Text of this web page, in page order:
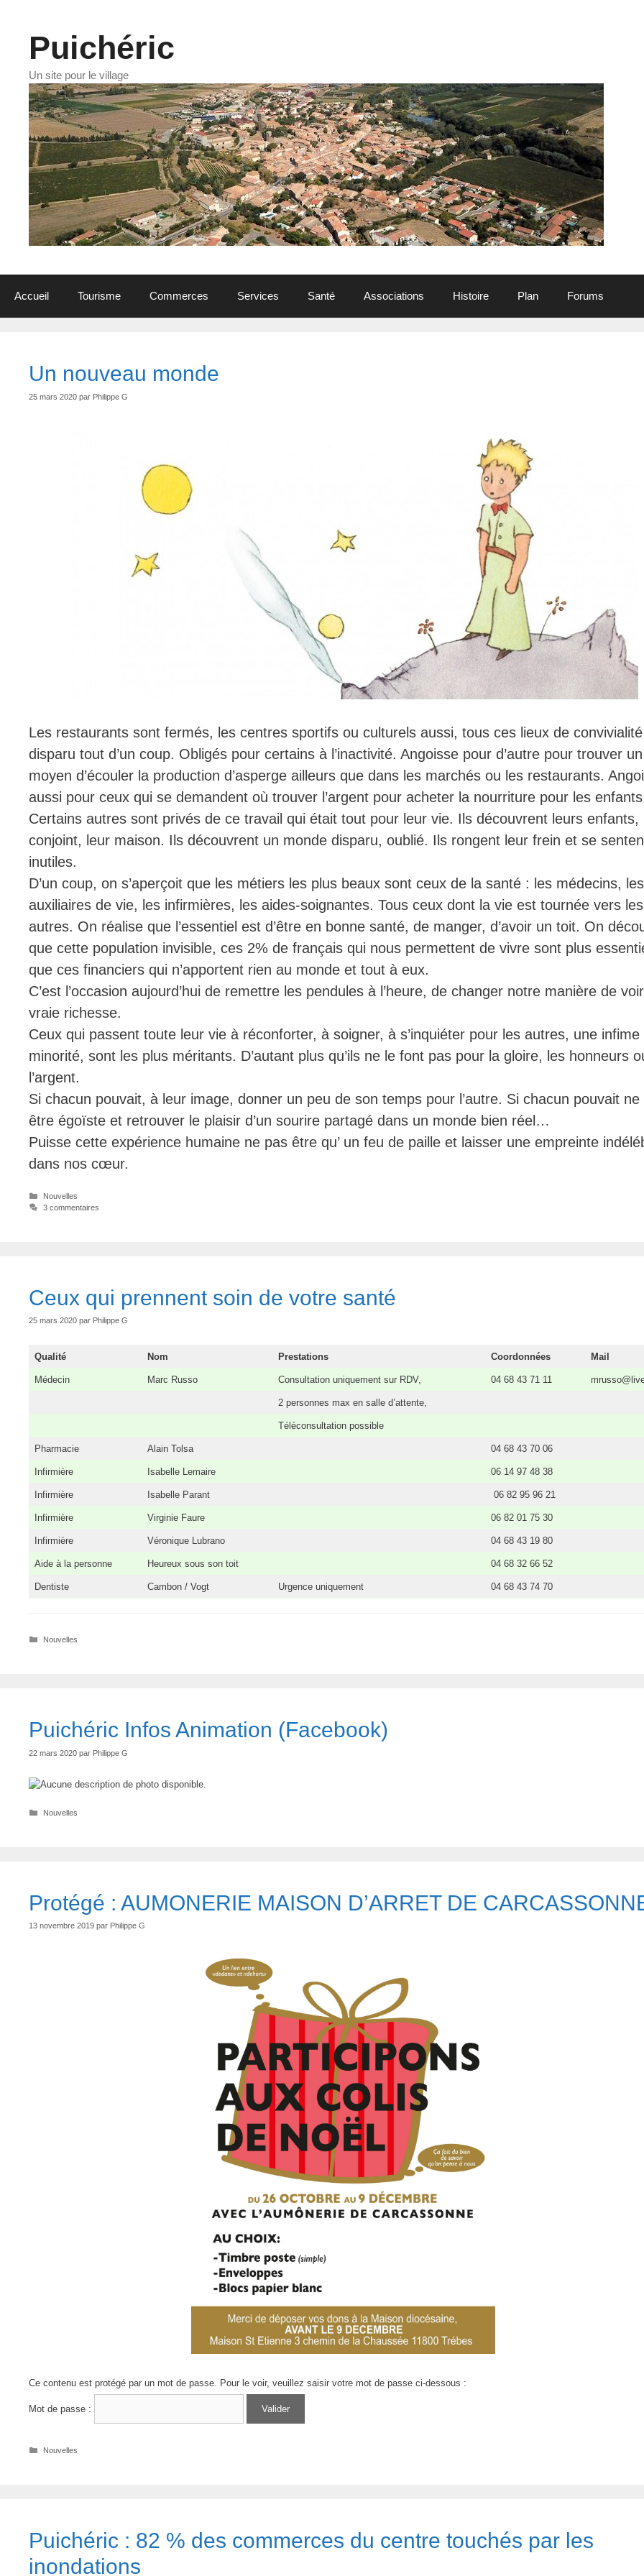
Puichéric
Un site pour le village
Accueil Tourisme Commerces Services Santé Associations Histoire Plan Forums
Un nouveau monde
25 mars 2020 par Philippe G
Les restaurants sont fermés, les centres sportifs ou culturels aussi, tous ces lieux de
disparu tout d’un coup. Obligés pour certains à l’inactivité. Angoisse pour d’autre pour trouver un
moyen d’écouler la production d’asperge ailleurs que dans les marchés ou les restaurants.
aussi pour ceux qui se demandent où trouver l’argent pour acheter la nourriture pour les
Certains autres sont privés de ce travail qui était tout pour leur vie. Ils découvrent leurs enfants,
conjoint, leur maison. Ils découvrent un monde disparu, oublié. Ils rongent leur frein et se
inutiles.
D’un coup, on s’aperçoit que les métiers les plus beaux sont ceux de la santé : les médecins, les
auxiliaires de vie, les infirmières, les aides-soignantes. Tous ceux dont la vie est tournée vers les
autres. On réalise que l’essentiel est d’être en bonne santé, de manger, d’avoir un toit. On
que cette population invisible, ces 2% de français qui nous permettent de vivre sont plus
que ces financiers qui n’apportent rien au monde et tout à eux.
C’est l’occasion aujourd’hui de remettre les pendules à l’heure, de changer notre manière de
vraie richesse.
Ceux qui passent toute leur vie à réconforter, à soigner, à s’inquiéter pour les autres, une infime
minorité, sont les plus méritants. D’autant plus qu’ils ne le font pas pour la gloire, les honneurs
l’argent.
Si chacun pouvait, à leur image, donner un peu de son temps pour l’autre. Si chacun pouvait ne
être égoïste et retrouver le plaisir d’un sourire partagé dans un monde bien réel…
Puisse cette expérience humaine ne pas être qu’ un feu de paille et laisser une empreinte
dans nos cœur.
Catégories
Nouvelles
3 commentaires
Ceux qui prennent soin de votre santé
25 mars 2020 par Philippe G
Qualité Nom Prestations Coordonnées Mail
Médecin Marc Russo Consultation uniquement sur RDV, 04 68 43 71 11
2 personnes max en salle d’attente,
Téléconsultation possible
Pharmacie Alain Tolsa 04 68 43 70 06
Infirmière Isabelle Lemaire 06 14 97 48 38
Infirmière Isabelle Parant 06 82 95 96 21
Infirmière Virginie Faure 06 82 01 75 30
Infirmière Véronique Lubrano 04 68 43 19 80
Aide à la personne Heureux sous son toit 04 68 32 66 52
Dentiste Cambon / Vogt Urgence uniquement 04 68 43 74 70
Catégories
Nouvelles
Puichéric Infos Animation (Facebook)
22 mars 2020 par Philippe G
Catégories
Nouvelles
Protégé : AUMONERIE MAISON D’ARRET DE
13 novembre 2019 par Philippe G
Ce contenu est protégé par un mot de passe. Pour le voir, veuillez saisir votre mot de passe ci-dessous :
Mot de passe :
Catégories
Nouvelles
Puichéric : 82 % des commerces du centre touchés par les
inondations